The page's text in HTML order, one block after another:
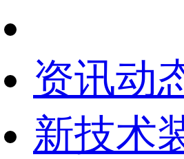
资讯动
新技术